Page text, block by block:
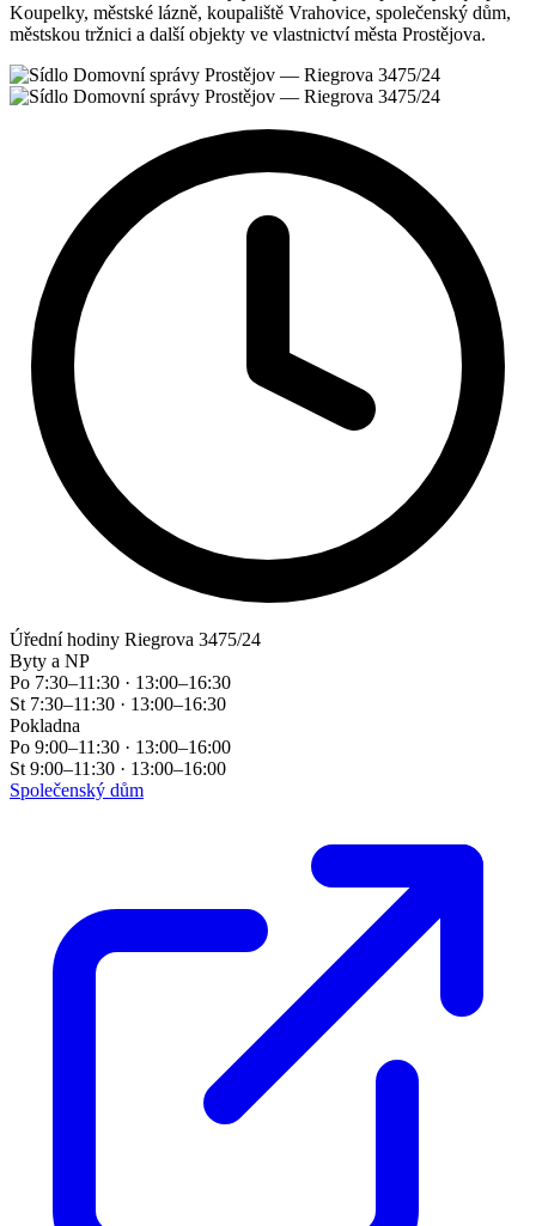
Koupelky, městské lázně, koupaliště Vrahovice, společenský dům,
městskou tržnici a další objekty ve vlastnictví města Prostějova.
Úřední hodiny Riegrova 3475/24
Byty a NP
Po 7:30–11:30 · 13:00–16:30
St 7:30–11:30 · 13:00–16:30
Pokladna
Po 9:00–11:30 · 13:00–16:00
St 9:00–11:30 · 13:00–16:00
Společenský dům